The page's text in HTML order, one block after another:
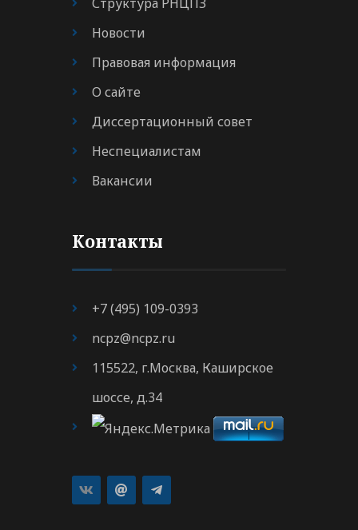
Новости
Правовая информация
О сайте
Диссертационный совет
Неспециалистам
Вакансии
Контакты
+7 (495) 109-0393
ncpz@ncpz.ru
115522, г.Москва, Каширское
шоссе, д.34